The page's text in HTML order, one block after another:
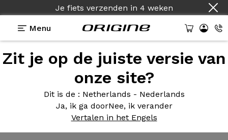
Je fiets verzenden in 4 weken
Menu
Zit je op de juiste versie van
onze site?
Dit is de : Netherlands - Nederlands
Ja, ik ga doorNee, ik verander
Vertalen in het Engels